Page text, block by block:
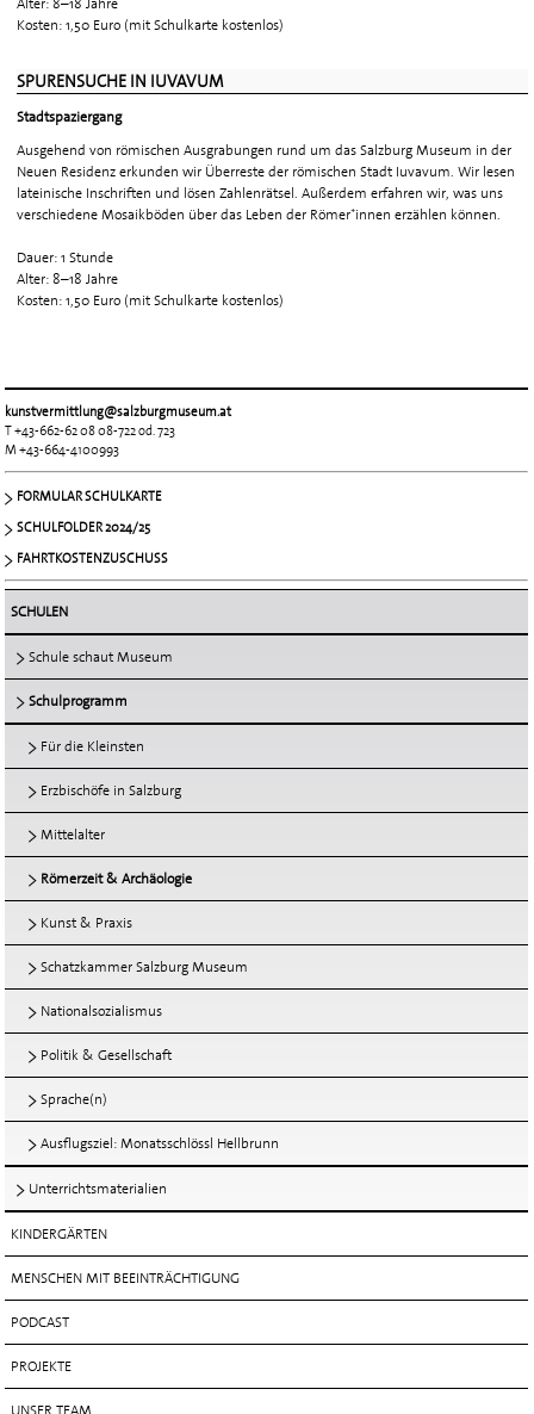
SCHULEN
Schule schaut Museum
Schulprogramm
Für die Kleinsten
Erzbischöfe in Salzburg
Mittelalter
Römerzeit & Archäologie
Kunst & Praxis
Schatzkammer Salzburg Museum
Nationalsozialismus
Politik & Gesellschaft
Sprache(n)
Ausflugsziel: Monatsschlössl Hellbrunn
Unterrichtsmaterialien
KINDERGÄRTEN
MENSCHEN MIT BEEINTRÄCHTIGUNG
PODCAST
PROJEKTE
kunstvermittlung@salzburgmuseum.at
T +43-662-62 08 08-722 od. 723
M +43-664-4100993
FORMULAR SCHULKARTE
SCHULFOLDER 2024/25
FAHRTKOSTENZUSCHUSS
Kosten: 1,50 Euro (mit Schulkarte kostenlos)
SPURENSUCHE IN IUVAVUM
Stadtspaziergang
Ausgehend von römischen Ausgrabungen rund um das Salzburg Museum in der
Neuen Residenz erkunden wir Überreste der römischen Stadt Iuvavum. Wir lesen
lateinische Inschriften und lösen Zahlenrätsel. Außerdem erfahren wir, was uns
verschiedene Mosaikböden über das Leben der Römer*innen erzählen können.
Dauer: 1 Stunde
Alter: 8–18 Jahre
Kosten: 1,50 Euro (mit Schulkarte kostenlos)